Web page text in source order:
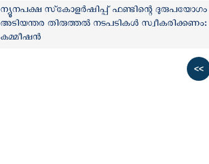
ന്യൂനപക്ഷ സ്‌കോളർഷിപ്പ് ഫണ്ടിന്റെ ദുരുപയോഗം
അടിയന്തര തിരുത്തൽ നടപടികൾ
കമ്മീഷൻ